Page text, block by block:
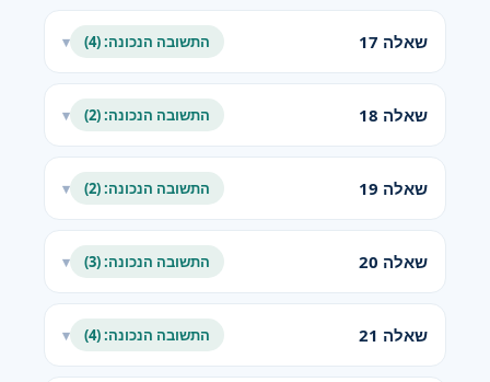
שאלה 17 התשובה הנכונה: (4) ▾
שאלה 18 התשובה הנכונה: (2) ▾
שאלה 19 התשובה הנכונה: (2) ▾
שאלה 20 התשובה הנכונה: (3) ▾
שאלה 21 התשובה הנכונה: (4) ▾